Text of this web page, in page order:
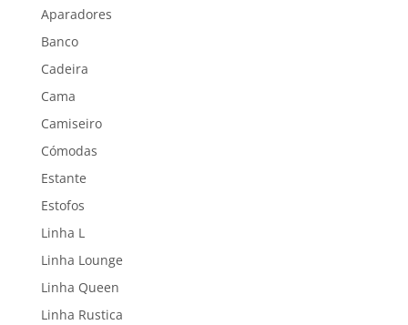
Aparadores
Banco
Cadeira
Cama
Camiseiro
Cómodas
Estante
Estofos
Linha L
Linha Lounge
Linha Queen
Linha Rustica